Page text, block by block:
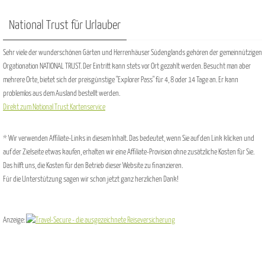
National Trust für Urlauber
Sehr viele der wunderschönen Gärten und Herrenhäuser Südenglands gehören der gemeinnützigen
Orgationation NATIONAL TRUST. Der Eintritt kann stets vor Ort gezahlt werden. Besucht man aber
mehrere Orte, bietet sich der preisgünstige "Explorer Pass" für 4, 8 oder 14 Tage an. Er kann
problemlos aus dem Ausland bestellt werden.
Direkt zum National Trust Kartenservice
* Wir verwenden Affiliate-Links in diesem Inhalt. Das bedeutet, wenn Sie auf den Link klicken und
auf der Zielseite etwas kaufen, erhalten wir eine Affiliate-Provision ohne zusätzliche Kosten für Sie.
Das hilft uns, die Kosten für den Betrieb dieser Website zu finanzieren.
Für die Unterstützung sagen wir schon jetzt ganz herzlichen Dank!
Anzeige: